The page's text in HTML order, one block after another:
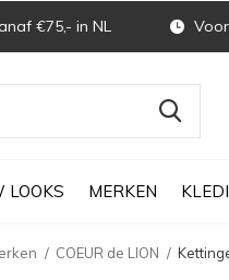
LOOKS MERKEN
€75,- in NL
COEUR de LION